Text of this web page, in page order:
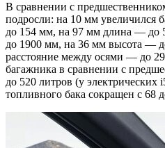
В сравнении с
подросли: на 10 мм
до 154 мм, на 97 мм длина —
до 1900 мм, на 36 мм высота —
расстояние между осями — до
багажника в сравнении с
до 520 литров (у
топливного бака сокращен с 68